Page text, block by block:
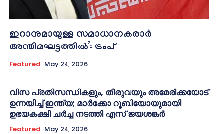
ഇറാനുമായുള്ള സമാധാനകരാർ
അന്തിമഘട്ടത്തിൽ‌’: ട്രംപ്
Featured May 24, 2026
വിസ പ്രതിസന്ധികളും, തീരുവയും അമേരിക്കയോട്
ഉന്നയിച്ച് ഇന്ത്യ; മാർക്കോ റൂബിയോയുമായി
ഉഭയകക്ഷി ചർച്ച നടത്തി എസ് ജയശങ്കർ
Featured May 24, 2026